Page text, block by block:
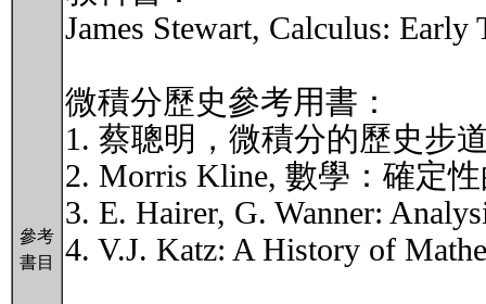
參考
書目
James Stewart, Calculus: Early
微積分歷史參考用書：
1. 蔡聰明，微積分的歷史步
2. Morris Kline, 數學：確定
3. E. Hairer, G. Wanner:
4. V.J. Katz: A History of